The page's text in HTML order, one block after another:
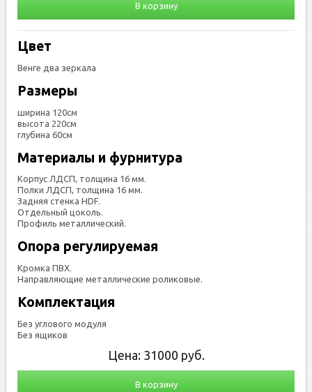
В корзину
Цвет
Венге два зеркала
Размеры
ширина 120см
высота 220см
глубина 60см
Материалы и фурнитура
Корпус ЛДСП, толщина 16 мм.
Полки ЛДСП, толщина 16 мм.
Задняя стенка HDF.
Отдельный цоколь.
Профиль металлический.
Опора регулируемая
Кромка ПВХ.
Направляющие металлические роликовые.
Комплектация
Без углового модуля
Без ящиков
Цена: 31000 руб.
В корзину